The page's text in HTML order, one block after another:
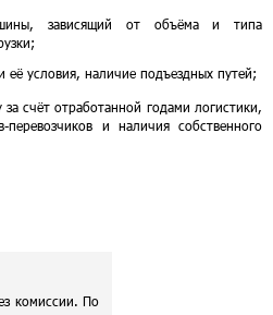
зависящий от объёма и типа
её условия, наличие подъездных путей;
счёт отработанной годами логистики,
перевозчиков и наличия собственного
комиссии. По